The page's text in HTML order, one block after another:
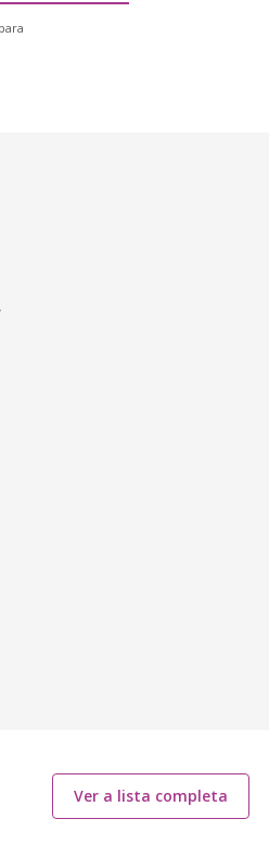
Ver a lista completa